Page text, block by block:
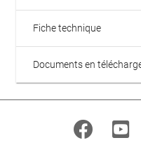
Fiche technique
Documents en